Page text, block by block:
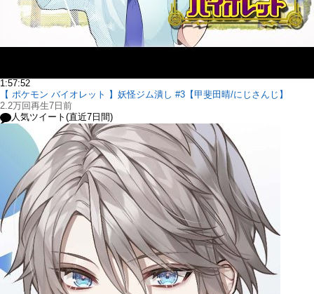
1:57:52
【 ポケモン バイオレット 】妖怪ジム潰し #3【甲斐田晴/にじさんじ】
2.2万回再生7日前
人気ツイート(直近7日間)